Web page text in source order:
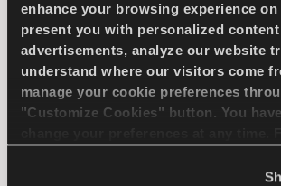
enhance your browsing experience
present you with personalized
advertisements, analyze our website
understand where our visitors come
manage your cookie preferences
"Customize Cookies" button. You
MANUTENTION A SEC
FREINAGE HUMIDE
TROUVER UN